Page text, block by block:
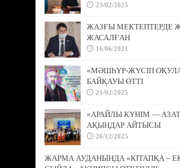
23/02/2025
ЖАЗҒЫ МЕКТЕПТЕРДЕ
ЖАСАЛҒАН
16/06/2021
«МӘШҺҮР-ЖҮСІП
БАЙҚАУЫ ӨТТІ
21/02/2025
«АРАЙЛЫ КҮНІМ —
АҚЫНДАР АЙТЫСЫ
26/12/2025
ЖАРМА АУДАНЫНДА «КІТАПҚА –